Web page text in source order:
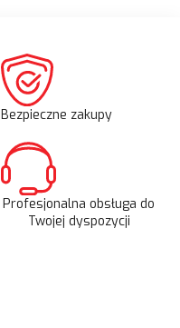
Bezpieczne zakupy
Profesjonalna obsługa do
Twojej dyspozycji